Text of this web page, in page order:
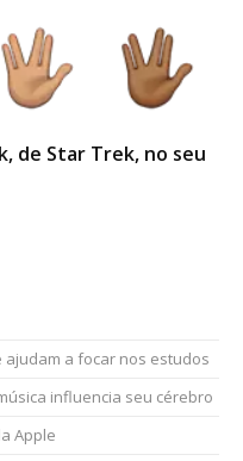
de Star Trek, no seu
a focar nos estudos
influencia seu cérebro
Apple